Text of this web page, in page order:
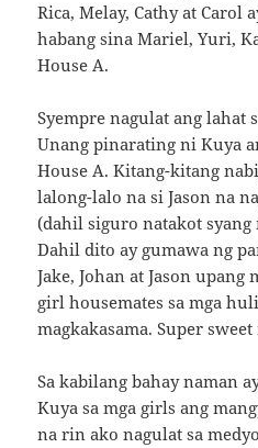
Rica, Melay, Cathy at Carol
habang sina Mariel, Yuri,
House A.
Syempre nagulat ang lahat
Unang pinarating ni Kuya
House A. Kitang-kitang
lalong-lalo na si Jason na
(dahil siguro natakot
Dahil dito ay gumawa ng
Jake, Johan at Jason upang
girl housemates sa mga
magkakasama. Super
Sa kabilang bahay naman
Kuya sa mga girls ang
na rin ako nagulat sa